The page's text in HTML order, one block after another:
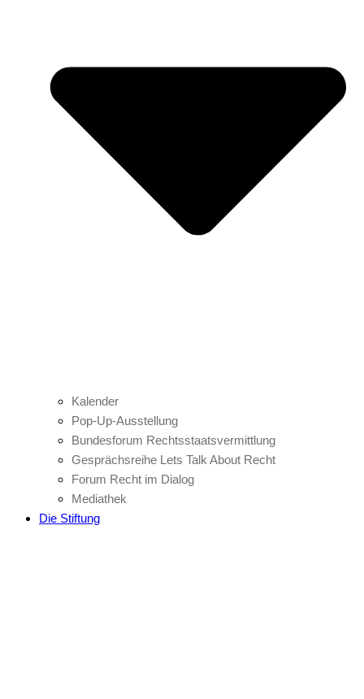
Kalender
Pop-Up-Ausstellung
Bundesforum Rechtsstaatsvermittlung
Gesprächsreihe Lets Talk About Recht
Forum Recht im Dialog
Mediathek
Die Stiftung